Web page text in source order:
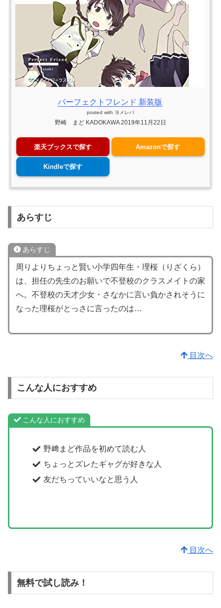
パーフェクトフレンド 新装版
posted with ヨメレバ
野崎 まど KADOKAWA 2019年11月22日
楽天ブックスで探す Amazonで探す
Kindleで探す
あらすじ
あらすじ
周りよりちょっと賢い小学四年生・理桜（りざくら）
は、担任の先生のお願いで不登校のクラスメイトの家
へ。不登校の天才少女・さなかに言い負かされそうに
なった理桜がとっさに言ったのは…
目次へ
こんな人におすすめ
こんな人におすすめ
野﨑まど作品を初めて読む人
ちょっとズレたギャグが好きな人
友だちっていいなと思う人
目次へ
無料で試し読み！